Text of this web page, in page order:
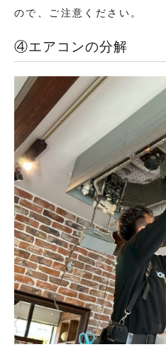
ので、ご注意ください。
④エアコンの分解